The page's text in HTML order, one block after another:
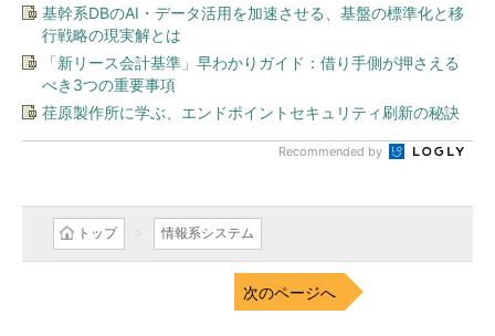
基幹系DBのAI・データ活用を加速させる、基盤の標準化と移
行戦略の現実解とは
「新リース会計基準」早わかりガイド：借り手側が押さえる
べき3つの重要事項
荏原製作所に学ぶ、エンドポイントセキュリティ刷新の秘訣
Recommended by
トップ 情報系システム
次のページへ